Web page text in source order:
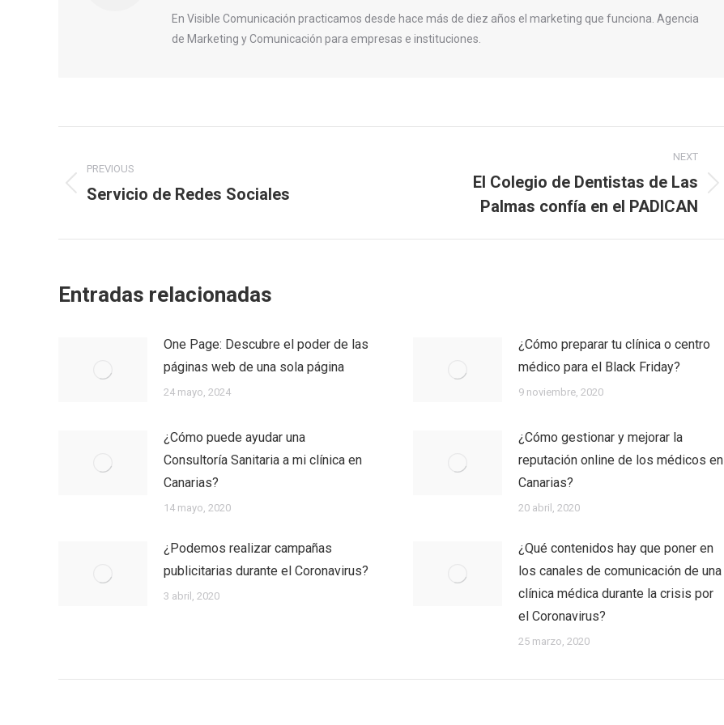
En Visible Comunicación practicamos desde hace más de diez años el marketing que funciona. Agencia
de Marketing y Comunicación para empresas e instituciones.
navigation
PREVIOUS
Previous
Servicio de Redes Sociales
NEXT
El Colegio de Dentistas de Las
Palmas confía en el PADICAN
Entradas relacionadas
One Page: Descubre el poder de las
páginas web de una sola página
24 mayo, 2024
¿Cómo preparar tu clínica o centro
médico para el Black Friday?
9 noviembre, 2020
¿Cómo puede ayudar una
Consultoría Sanitaria a mi clínica en
Canarias?
14 mayo, 2020
¿Cómo gestionar y mejorar la
reputación online de los médicos en
Canarias?
20 abril, 2020
¿Podemos realizar campañas
publicitarias durante el Coronavirus?
3 abril, 2020
¿Qué contenidos hay que poner en
los canales de comunicación de una
clínica médica durante la crisis por
el Coronavirus?
25 marzo, 2020